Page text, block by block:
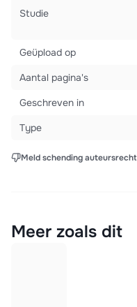
Studie
Geüpload op
Aantal pagina's
Geschreven in
Type
Meld schending auteursrecht
Meer zoals dit